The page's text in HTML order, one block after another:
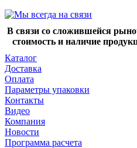
В связи со сложившейся
стоимость и наличие
Каталог
Доставка
Оплата
Параметры упаковки
Контакты
Видео
Компания
Новости
Программа расчета